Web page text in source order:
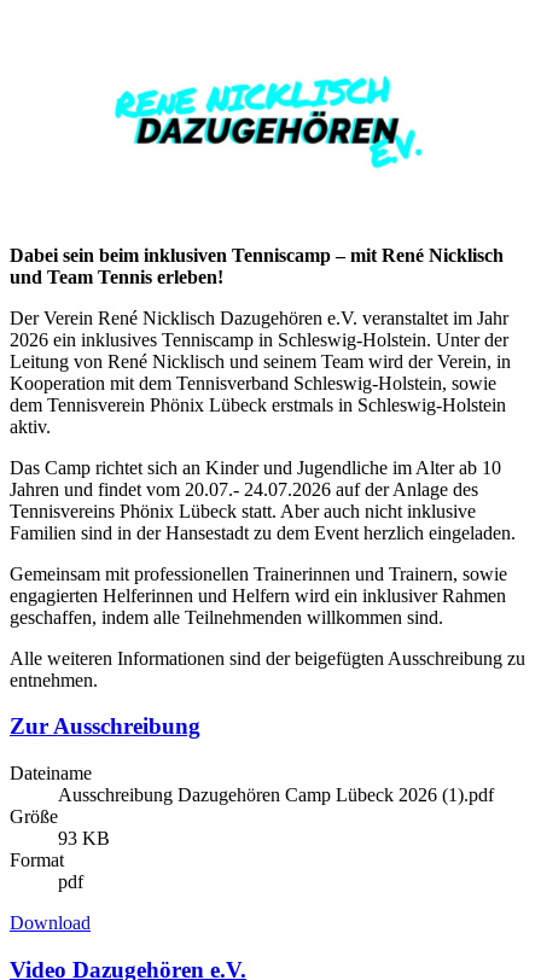
Dabei sein beim inklusiven Tenniscamp – mit René Nicklisch
und Team Tennis erleben!
Der Verein René Nicklisch Dazugehören e.V. veranstaltet im Jahr
2026 ein inklusives Tenniscamp in Schleswig-Holstein. Unter der
Leitung von René Nicklisch und seinem Team wird der Verein, in
Kooperation mit dem Tennisverband Schleswig-Holstein, sowie
dem Tennisverein Phönix Lübeck erstmals in Schleswig-Holstein
aktiv.
Das Camp richtet sich an Kinder und Jugendliche im Alter ab 10
Jahren und findet vom 20.07.- 24.07.2026 auf der Anlage des
Tennisvereins Phönix Lübeck statt. Aber auch nicht inklusive
Familien sind in der Hansestadt zu dem Event herzlich eingeladen.
Gemeinsam mit professionellen Trainerinnen und Trainern, sowie
engagierten Helferinnen und Helfern wird ein inklusiver Rahmen
geschaffen, indem alle Teilnehmenden willkommen sind.
Alle weiteren Informationen sind der beigefügten Ausschreibung zu
entnehmen.
Zur Ausschreibung
Dateiname
Ausschreibung Dazugehören Camp Lübeck 2026 (1).pdf
Größe
93 KB
Format
pdf
Download
Video Dazugehören e.V.